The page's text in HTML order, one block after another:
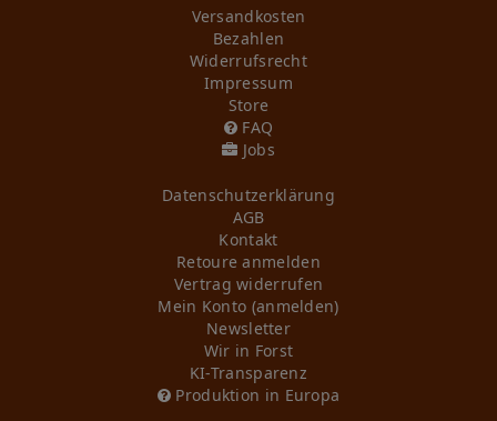
Versandkosten
Bezahlen
Widerrufs­recht
Impressum
Store
FAQ
Jobs
Daten­schutz­erklärung
AGB
Kontakt
Retoure anmelden
Vertrag widerrufen
Mein Konto (anmelden)
Newsletter
Wir in Forst
KI-Transparenz
Produktion in Europa